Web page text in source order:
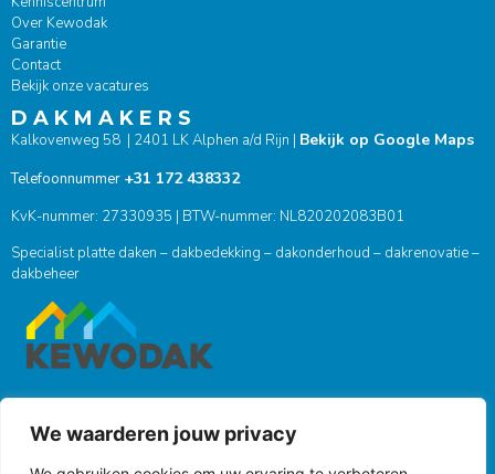
We waarderen jouw privacy
Over Kewodak
Garantie
Contact
Bekijk onze vacatures
D A K M A K E R S
Kalkovenweg 58 | 2401 LK Alphen a/d Rijn | Bekijk op Google Maps
Telefoonnummer +31 172 438332
KvK-nummer: 27330935 | BTW-nummer: NL820202083B01
Specialist platte daken – dakbedekking – dakonderhoud – dakrenovatie –
dakbeheer
ONZE SOCIALS